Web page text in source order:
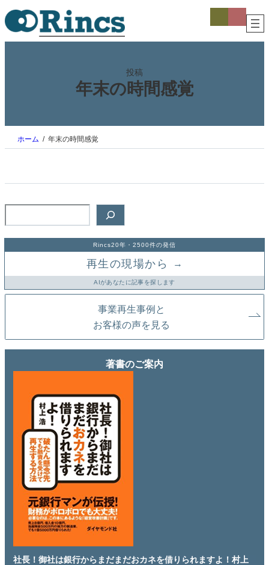
内
容
を
ス
コ
コ
投稿
年末の時間感覚
ホーム 年末の時間感覚
Rincs20年・2500件の発信
再生の現場から →
AIがあなたに記事を探します
事業再生事例と
お客様の声を見る
著書のご案内
社長！御社は銀行からまだまだおカネを借りられますよ！村上